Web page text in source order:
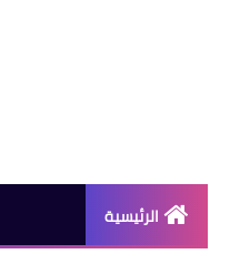
الرئيسية